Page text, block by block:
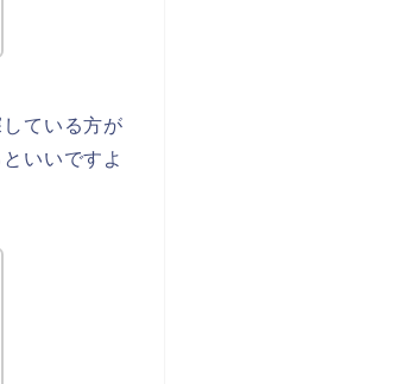
ている方が
いいですよ